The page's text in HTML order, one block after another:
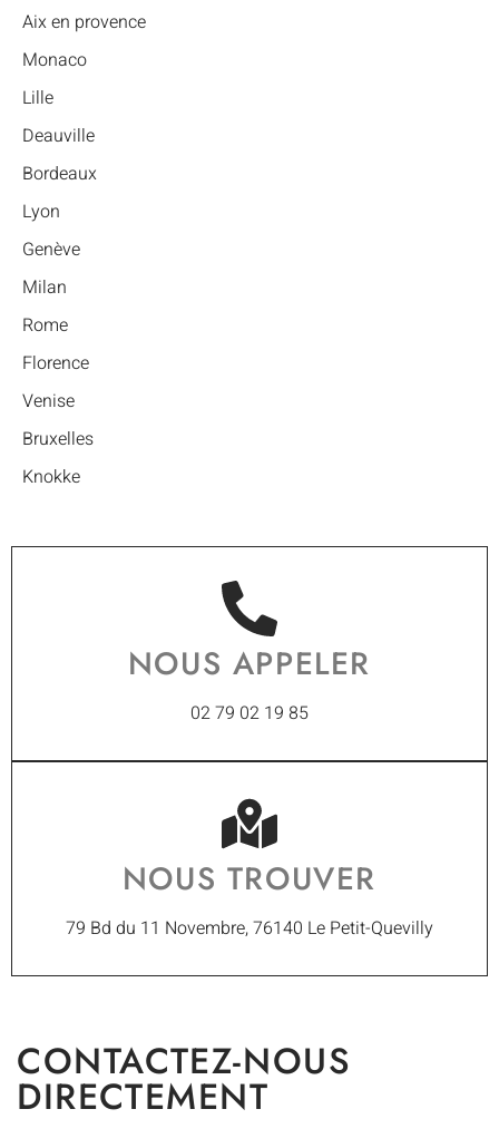
Aix en provence
Monaco
Lille
Deauville
Bordeaux
Lyon
Genève
Milan
Rome
Florence
Venise
Bruxelles
Knokke
NOUS APPELER
02 79 02 19 85
NOUS TROUVER
79 Bd du 11 Novembre, 76140 Le Petit-Quevilly
CONTACTEZ-NOUS
DIRECTEMENT